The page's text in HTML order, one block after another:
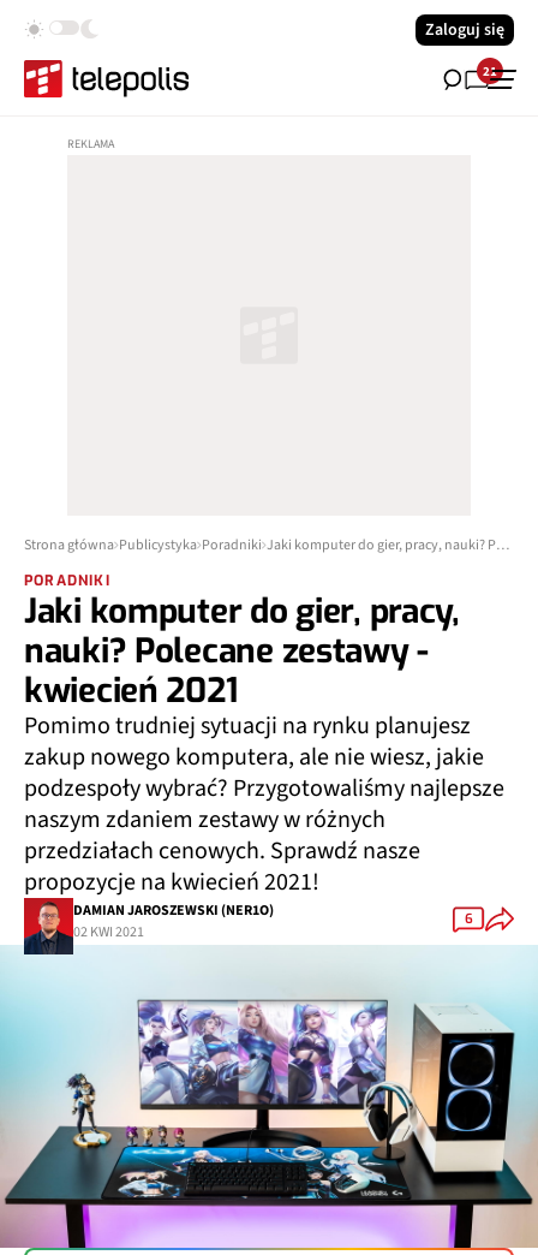
Zaloguj się
21
Strona główna Publicystyka Poradniki Jaki komputer do gier, pracy, nauki? Polecane zestawy - kwiecień 2021
PORADNIKI
Jaki komputer do gier, pracy,
nauki? Polecane zestawy -
kwiecień 2021
Pomimo trudniej sytuacji na rynku planujesz
zakup nowego komputera, ale nie wiesz, jakie
podzespoły wybrać? Przygotowaliśmy najlepsze
naszym zdaniem zestawy w różnych
przedziałach cenowych. Sprawdź nasze
propozycje na kwiecień 2021!
DAMIAN JAROSZEWSKI (NER1O)
02 KWI 2021
6